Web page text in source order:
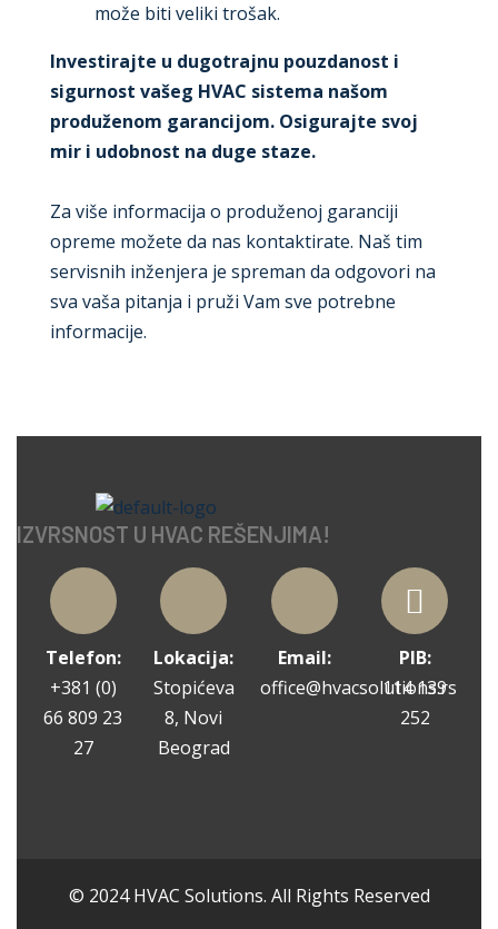
može biti veliki trošak.
Investirajte u dugotrajnu pouzdanost i
sigurnost vašeg HVAC sistema našom
produženom garancijom. Osigurajte svoj
mir i udobnost na duge staze.
Za više informacija o produženoj garanciji
opreme možete da nas kontaktirate. Naš tim
servisnih inženjera je spreman da odgovori na
sva vaša pitanja i pruži Vam sve potrebne
informacije.
IZVRSNOST U HVAC REŠENJIMA!
Telefon:
+381 (0)
66 809 23
27
Lokacija:
Stopićeva
8, Novi
Beograd
Email:
office@hvacsolutions.rs
PIB:
114 139
252
© 2024 HVAC Solutions. All Rights Reserved